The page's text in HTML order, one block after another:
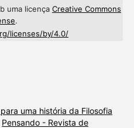
uma licença Creative Commons
.
licenses/by/4.0/
para uma história da Filosofia
Pensando - Revista de